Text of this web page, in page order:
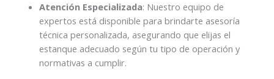
Atención Especializada: Nuestro equipo de
expertos está disponible para brindarte asesoría
técnica personalizada, asegurando que elijas el
estanque adecuado según tu tipo de operación y
normativas a cumplir.